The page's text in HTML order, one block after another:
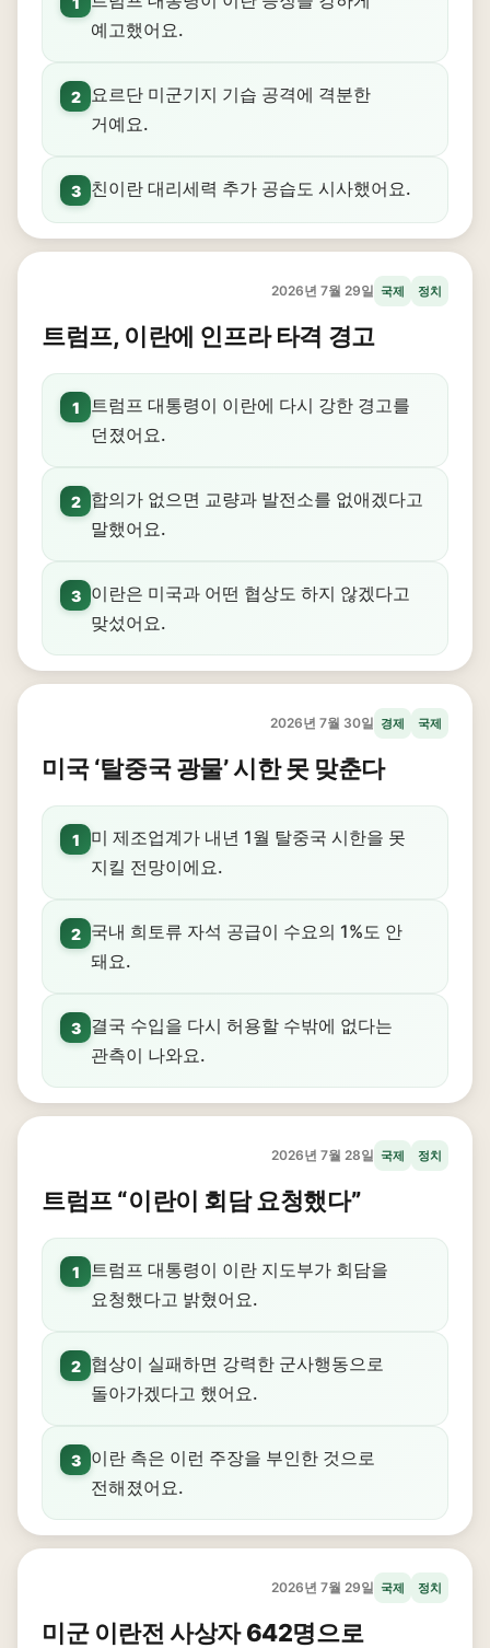
예고했어요.
2
요르단 미군기지 기습 공격에 격분한
거예요.
3 친이란 대리세력 추가 공습도 시사했어요.
2026년 7월 29일 국제 정치
트럼프, 이란에 인프라 타격 경고
1
트럼프 대통령이 이란에 다시 강한 경고를
던졌어요.
2
합의가 없으면 교량과 발전소를 없애겠다고
말했어요.
3
이란은 미국과 어떤 협상도 하지 않겠다고
맞섰어요.
2026년 7월 30일 경제 국제
미국 ‘탈중국 광물’ 시한 못 맞춘다
1
미 제조업계가 내년 1월 탈중국 시한을 못
지킬 전망이에요.
2
국내 희토류 자석 공급이 수요의 1%도 안
돼요.
3
결국 수입을 다시 허용할 수밖에 없다는
관측이 나와요.
2026년 7월 28일 국제 정치
트럼프 “이란이 회담 요청했다”
1
트럼프 대통령이 이란 지도부가 회담을
요청했다고 밝혔어요.
2
협상이 실패하면 강력한 군사행동으로
돌아가겠다고 했어요.
3
이란 측은 이런 주장을 부인한 것으로
전해졌어요.
2026년 7월 29일 국제 정치
미군 이란전 사상자 642명으로